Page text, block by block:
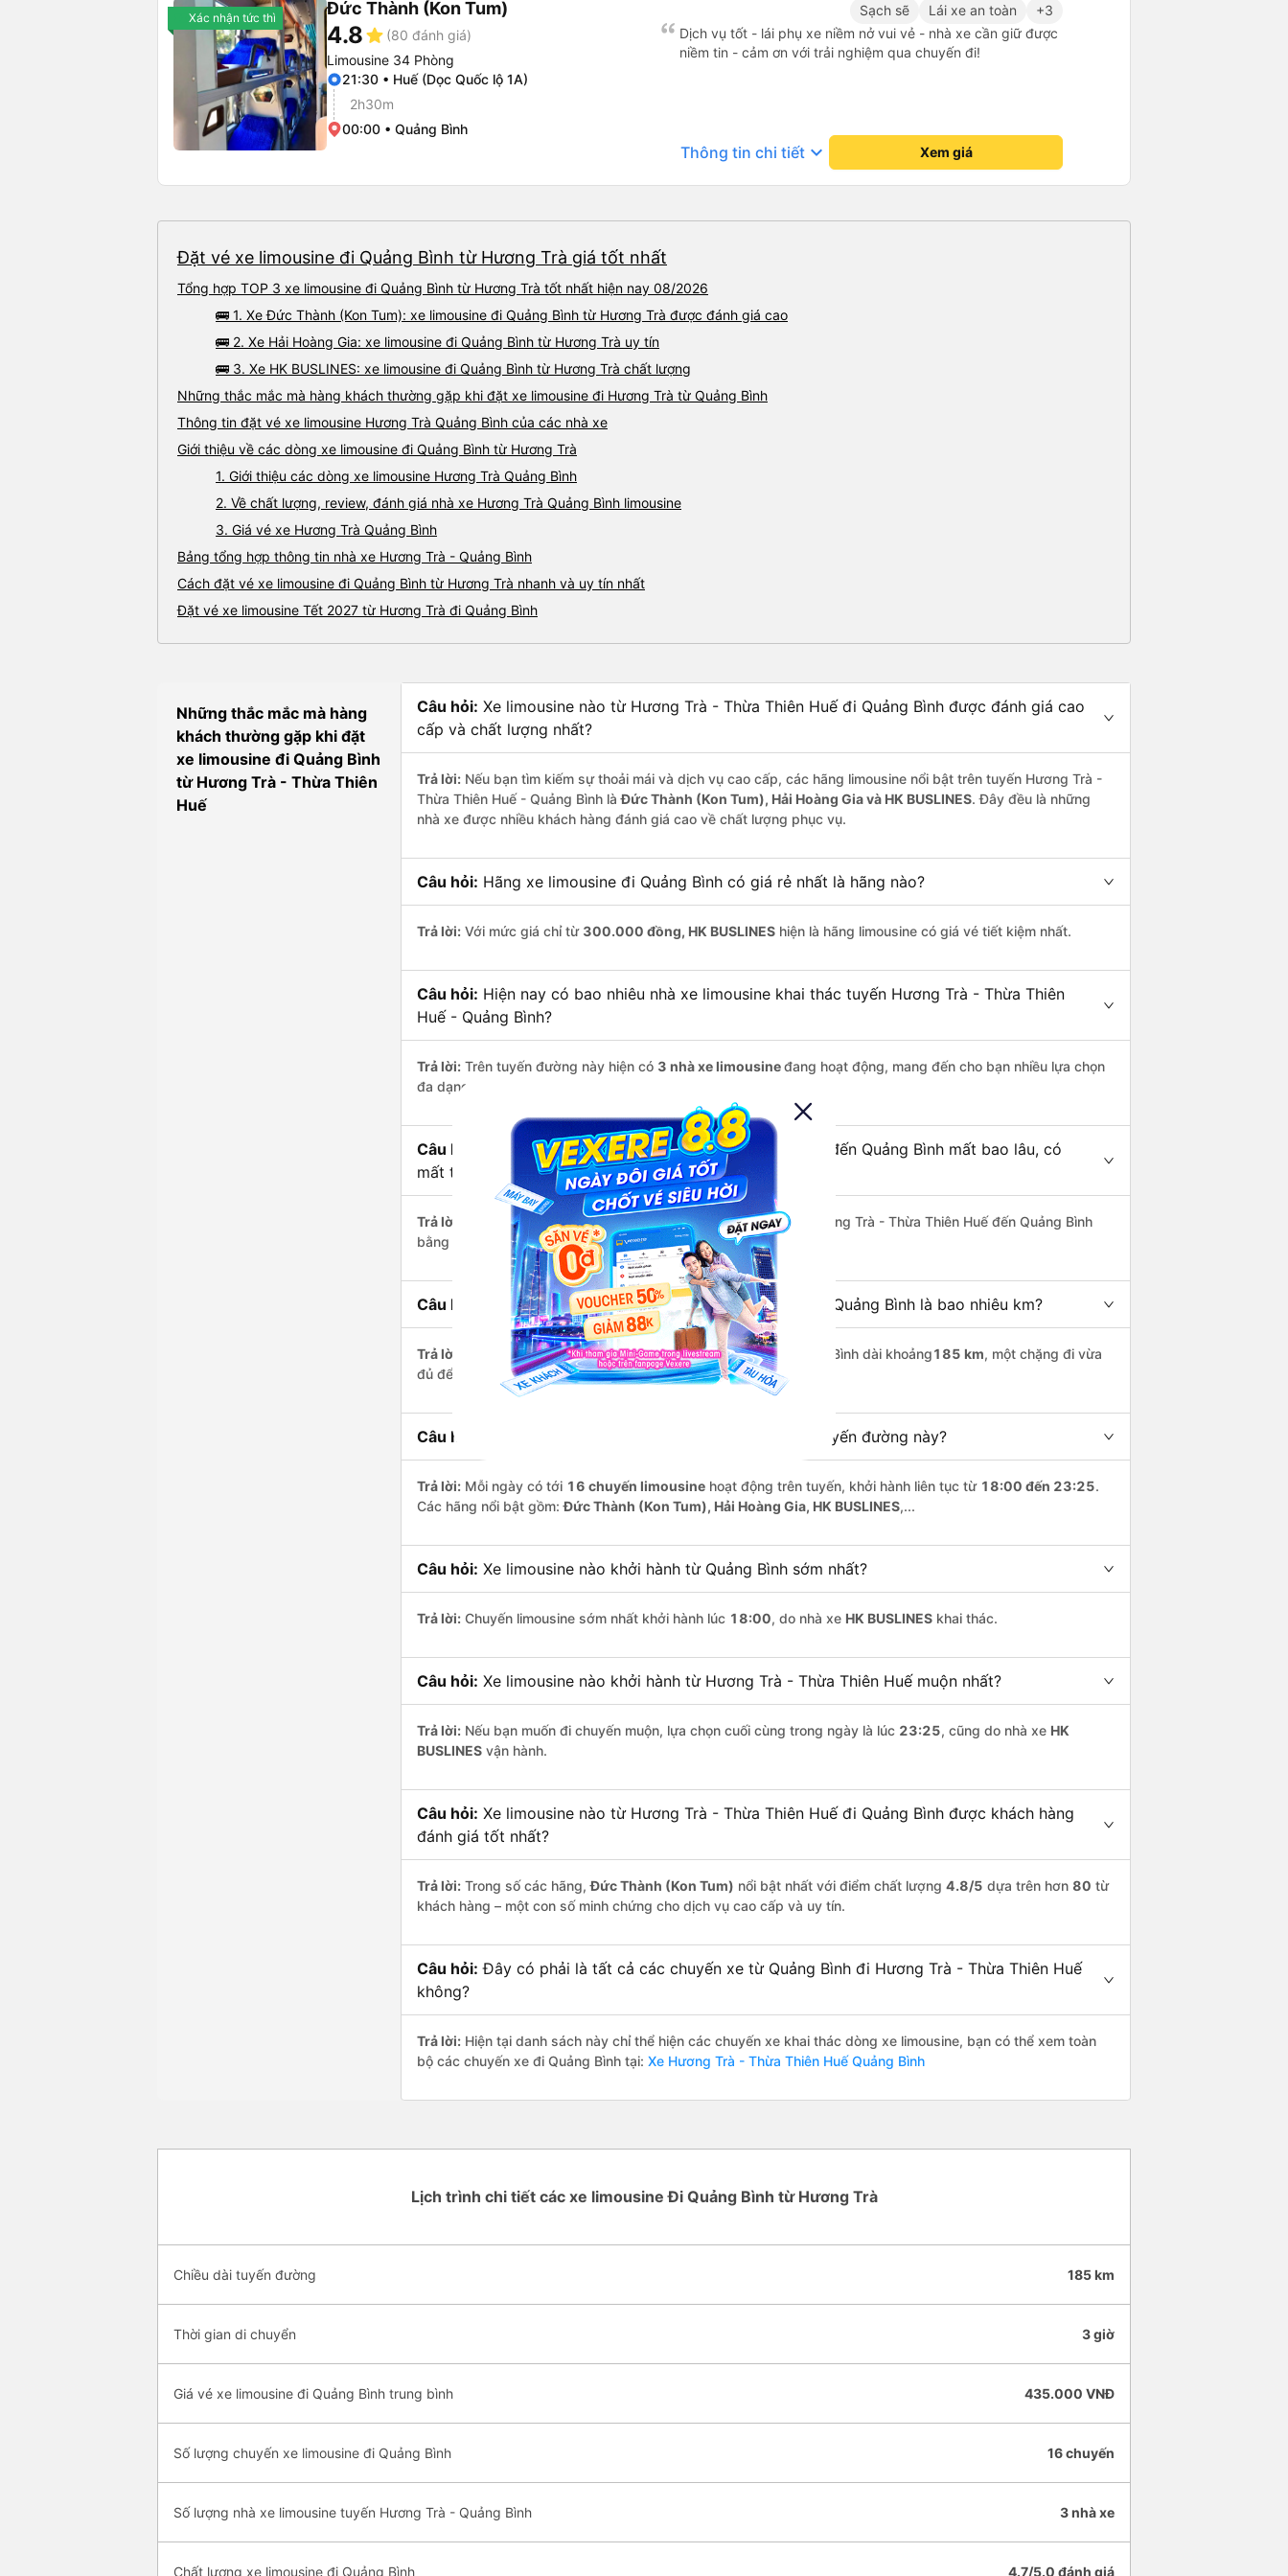
ký. Nhân viên chuyên nghiệp, Nhiệt tình, mình đánh giá 4,5
sao cho cả app Vexere và HK Busline và hãng sẽ ngày phát
triển để mang lại trải nghiệm tiện lợi hơn cho hành khách.
Xác nhận tức thì Đức Thành (Kon Tum)
4.8star (80 đánh giá)
Limousine 34 Phòng
21:30 • Huế (Dọc Quốc lộ 1A)
2h30m
00:00 • Quảng Bình
Sạch sẽ Lái xe an toàn
+3
Dịch vụ tốt - lái phụ xe niềm nở vui vẻ - nhà xe cần giữ được
niềm tin - cảm ơn với trải nghiệm qua chuyến đi!
Thông tin chi tiết keyboard_arrow_down Xem giá
Đặt vé xe limousine đi Quảng Bình từ Hương Trà giá tốt nhất
Tổng hợp TOP 3 xe limousine đi Quảng Bình từ Hương Trà tốt nhất hiện nay 08/2026
🚌 1. Xe Đức Thành (Kon Tum): xe limousine đi Quảng Bình từ Hương Trà được đánh giá cao
🚌 2. Xe Hải Hoàng Gia: xe limousine đi Quảng Bình từ Hương Trà uy tín
🚌 3. Xe HK BUSLINES: xe limousine đi Quảng Bình từ Hương Trà chất lượng
Những thắc mắc mà hàng khách thường gặp khi đặt xe limousine đi Hương Trà từ Quảng Bình
Thông tin đặt vé xe limousine Hương Trà Quảng Bình của các nhà xe
Giới thiệu về các dòng xe limousine đi Quảng Bình từ Hương Trà
1. Giới thiệu các dòng xe limousine Hương Trà Quảng Bình
2. Về chất lượng, review, đánh giá nhà xe Hương Trà Quảng Bình limousine
3. Giá vé xe Hương Trà Quảng Bình
Bảng tổng hợp thông tin nhà xe Hương Trà - Quảng Bình
Cách đặt vé xe limousine đi Quảng Bình từ Hương Trà nhanh và uy tín nhất
Đặt vé xe limousine Tết 2027 từ Hương Trà đi Quảng Bình
Những thắc mắc mà hàng
khách thường gặp khi đặt
xe limousine đi Quảng Bình
từ Hương Trà - Thừa Thiên
Huế
Câu hỏi: Xe limousine nào từ Hương Trà - Thừa Thiên Huế đi Quảng Bình được đánh giá cao
cấp và chất lượng nhất?
Trả lời: Nếu bạn tìm kiếm sự thoải mái và dịch vụ cao cấp, các hãng limousine nổi bật trên tuyến Hương Trà -
Thừa Thiên Huế - Quảng Bình làĐức Thành (Kon Tum), Hải Hoàng Gia và HK BUSLINES. Đây đều là những
nhà xe được nhiều khách hàng đánh giá cao về chất lượng phục vụ.
Câu hỏi: Hãng xe limousine đi Quảng Bình có giá rẻ nhất là hãng nào?
Trả lời: Với mức giá chỉ từ 300.000 đồng, HK BUSLINES hiện là hãng limousine có giá vé tiết kiệm nhất.
Câu hỏi: Hiện nay có bao nhiêu nhà xe limousine khai thác tuyến Hương Trà - Thừa Thiên
Huế - Quảng Bình?
Trả lời: Trên tuyến đường này hiện có 3 nhà xelimousineđang hoạt động, mang đến cho bạn nhiều lựa chọn
đa dạng về dịch vụ và mức giá.
Câu hỏi:
Đi xe limousine từ Hương Trà - Thừa Thiên Huế đến Quảng Bình mất bao lâu, có
mất thời gian hơn các loại phương tiện khác hay không?
Trả lời: Trung bình, bạn chỉ mất khoảng3 giờ để di chuyển từ Hương Trà - Thừa Thiên Huế đến Quảng Bình
bằng limousine, nếu giao thông thuận lợi.
Câu hỏi: Khoảng cách từ Hương Trà - Thừa Thiên Huế đi Quảng Bình là bao nhiêu km?
Trả lời: Quãng đường từ Hương Trà - Thừa Thiên Huế đến Quảng Bình dài khoảng185 km, một chặng đi vừa
đủ để bạn thư giãn trên xe limousine thoải mái.
Câu hỏi: Mỗi ngày có bao nhiêu chuyến limousine trên tuyến đường này?
Trả lời: Mỗi ngày có tới 16 chuyến limousine hoạt động trên tuyến, khởi hành liên tục từ 18:00 đến 23:25.
Các hãng nổi bật gồm:Đức Thành (Kon Tum), Hải Hoàng Gia, HK BUSLINES,...
Câu hỏi: Xe limousine nào khởi hành từ Quảng Bình sớm nhất?
Trả lời: Chuyến limousine sớm nhất khởi hành lúc 18:00, do nhà xe HK BUSLINES khai thác.
Câu hỏi: Xe limousine nào khởi hành từ Hương Trà - Thừa Thiên Huế muộn nhất?
Trả lời: Nếu bạn muốn đi chuyến muộn, lựa chọn cuối cùng trong ngày là lúc 23:25, cũng do nhà xe HK
BUSLINES vận hành.
Câu hỏi: Xe limousine nào từ Hương Trà - Thừa Thiên Huế đi Quảng Bình được khách hàng
đánh giá tốt nhất?
Trả lời: Trong số các hãng,Đức Thành (Kon Tum) nổi bật nhất với điểm chất lượng 4.8/5 dựa trên hơn 80 từ
khách hàng – một con số minh chứng cho dịch vụ cao cấp và uy tín.
Câu hỏi: Đây có phải là tất cả các chuyến xe từ Quảng Bình đi Hương Trà - Thừa Thiên Huế
không?
Trả lời: Hiện tại danh sách này chỉ thể hiện các chuyến xe khai thác dòng xe limousine, bạn có thể xem toàn
bộ các chuyến xe đi Quảng Bình tại: Xe Hương Trà - Thừa Thiên Huế Quảng Bình
Lịch trình chi tiết các xe limousine Đi Quảng Bình từ Hương Trà
Chiều dài tuyến đường 185 km
Thời gian di chuyển 3 giờ
Giá vé xe limousine đi Quảng Bình trung bình 435.000 VNĐ
Số lượng chuyến xe limousine đi Quảng Bình 16 chuyến
Số lượng nhà xe limousine tuyến Hương Trà - Quảng Bình 3 nhà xe
Chất lượng xe limousine đi Quảng Bình 4.7/5.0 đánh giá